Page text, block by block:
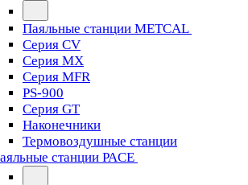
Паяльные станции METCAL
Серия CV
Серия MX
Серия MFR
PS-900
Серия GT
Наконечники
Термовоздушные станции
станции PACE